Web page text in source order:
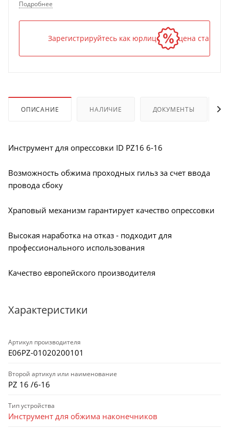
Подробнее
Зарегистрируйтесь как юрлицо — и цена станет
ОПИСАНИЕ НАЛИЧИЕ ДОКУМЕНТЫ
Инструмент для опрессовки ID PZ16 6-16
Возможность обжима проходных гильз за счет ввода
провода сбоку
Храповый механизм гарантирует качество опрессовки
Высокая наработка на отказ - подходит для
профессионального использования
Качество европейского производителя
Характеристики
Артикул производителя
E06PZ-01020200101
Второй артикул или наименование
PZ 16 /6-16
Тип устройства
Инструмент для обжима наконечников